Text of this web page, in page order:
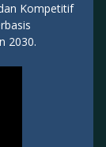
Kompetitif
2030.